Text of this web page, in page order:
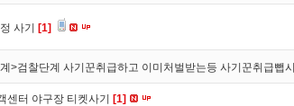
사기 [1]
>검찰단계 사기꾼취급하고 이미처벌받는등 사기꾼취급뺍
센터 야구장 티켓사기 [1]